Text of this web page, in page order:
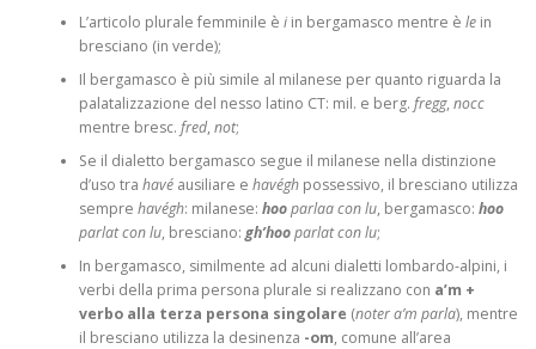
L’articolo plurale femminile è iin bergamasco mentre è le in
bresciano (in verde);
Il bergamasco è più simile al milanese per quanto riguarda la
palatalizzazione del nesso latino CT: mil. e berg. fregg, nocc
mentre bresc. fred, not;
Se il dialetto bergamasco segue il milanese nella distinzione
d’uso tra havé ausiliare e havégh possessivo, il bresciano utilizza
sempre havégh: milanese: hooparlaa con lu, bergamasco: hoo
parlat con lu, bresciano: gh’hooparlat con lu;
In bergamasco, similmente ad alcuni dialetti lombardo-alpini, i
verbi della prima persona plurale si realizzano con a’m +
verbo alla terza persona singolare (noter a’m parla), mentre
il bresciano utilizza la desinenza -om, comune all’area